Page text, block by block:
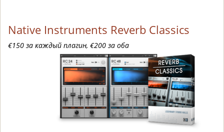
Native Instruments Reverb Classics
€150 за каждый плагин, €200 за оба